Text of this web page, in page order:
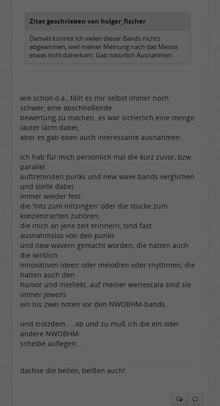
Zitat geschrieben von holger_fischer
Damals konnte ich vielen dieser Bands nichts
abgewinnen, weil meiner Meinung nach das Meiste
etwas hohl daherkam. Gab natürlich Ausnahmen.
wie schon o.a., fällt es mir selbst immer noch
schwer, eine abschließende
bewertung zu machen. es war sicherlich eine menge
lauter lärm dabei,
aber es gab eben auch interessante ausnahmen.
ich hab für mich persönlich mal die kurz zuvor, bzw.
parallel
auftretenden punks und new wave bands verglichen
und stelle dabei
immer wieder fest:
die 'hits zum mitsingen' oder die stücke zum
konzentrierten zuhören,
die mich an jene zeit erinnern, sind fast
ausnahmslos von den punks
und new wavern gemacht worden; die hatten auch
die wirklich
innovativen ideen oder melodien oder rhythmen; die
hatten auch den
humor und intellekt. auf meiner wertescala sind sie
immer jeweils
ein bis zwei noten vor den NWOBHM-bands.
und trotzdem.... ab und zu muß ich die ein oder
andere NWOBHM-
scheibe auflegen....
dachse die bellen, beißen auch!